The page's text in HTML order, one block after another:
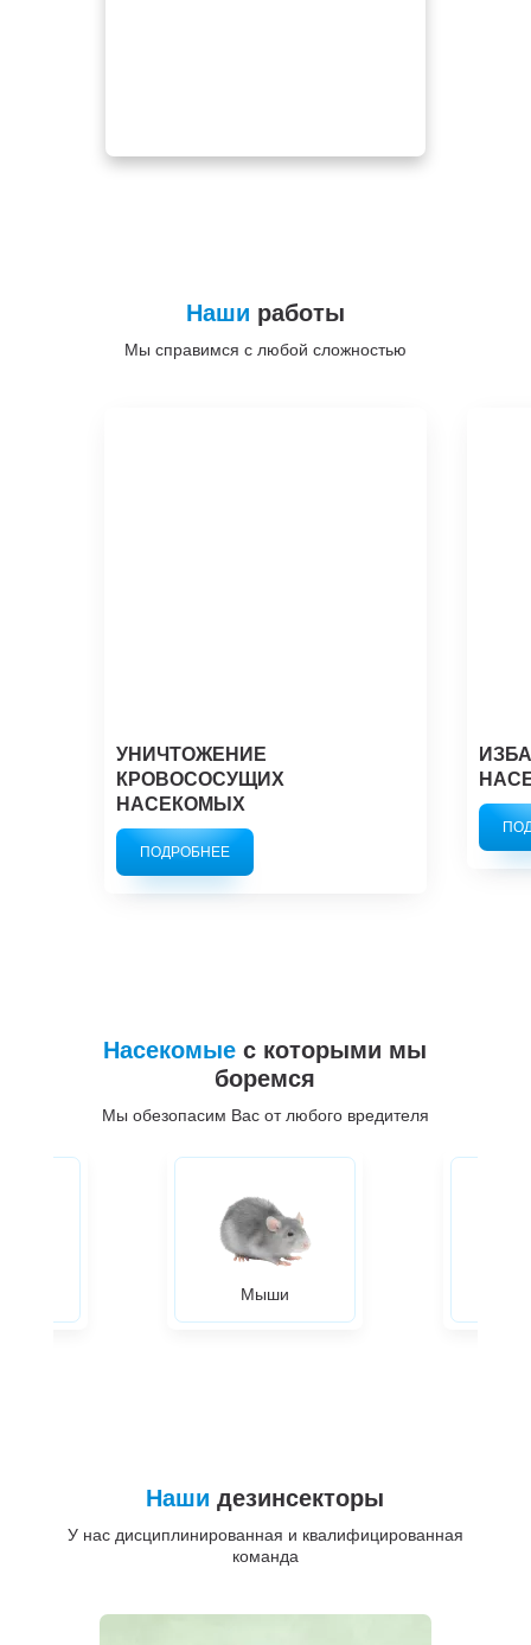
Наши работы
Мы справимся с любой сложностью
УНИЧТОЖЕНИЕ
КРОВОСОСУЩИХ
НАСЕКОМЫХ
ПОДРОБНЕЕ
Насекомые с которыми мы
боремся
Мы обезопасим Вас от любого вредителя
Мыши
Наши дезинсекторы
У нас дисциплинированная и квалифицированная
команда